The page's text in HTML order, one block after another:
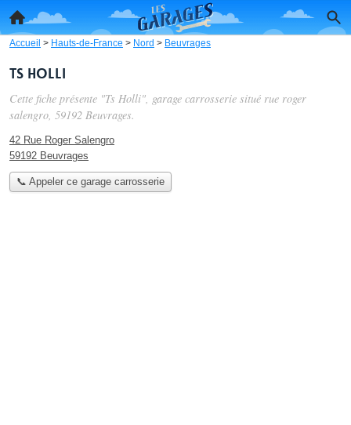
Accueil > Hauts-de-France > Nord > Beuvrages
Ts Holli
Cette fiche présente "Ts Holli", garage carrosserie situé rue roger
salengro, 59192 Beuvrages.
42 Rue Roger Salengro
59192 Beuvrages
📞 Appeler ce garage carrosserie